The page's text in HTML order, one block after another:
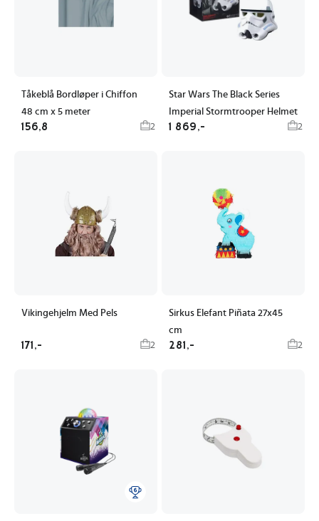
Tåkeblå Bordløper i Chiffon
48 cm x 5 meter
156,8 2
Star Wars The Black Series
Imperial Stormtrooper Helmet
1 869,- 2
Vikingehjelm Med Pels
171,- 2
Sirkus Elefant Piñata 27x45
cm
281,- 2